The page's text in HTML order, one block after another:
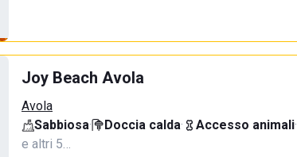
Joy Beach Avola
Avola
Sabbiosa· Doccia calda· Accesso animali·
e altri 5…